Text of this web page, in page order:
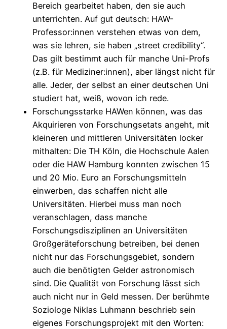
Bereich gearbeitet haben, den sie auch
unterrichten. Auf gut deutsch: HAW-
Professor:innen verstehen etwas von dem,
was sie lehren, sie haben „street credibility“.
Das gilt bestimmt auch für manche Uni-Profs
(z.B. für Mediziner:innen), aber längst nicht für
alle. Jeder, der selbst an einer deutschen Uni
studiert hat, weiß, wovon ich rede.
Forschungsstarke HAWen können, was das
Akquirieren von Forschungsetats angeht, mit
kleineren und mittleren Universitäten locker
mithalten: Die TH Köln, die Hochschule Aalen
oder die HAW Hamburg konnten zwischen 15
und 20 Mio. Euro an Forschungsmitteln
einwerben, das schaffen nicht alle
Universitäten. Hierbei muss man noch
veranschlagen, dass manche
Forschungsdisziplinen an Universitäten
Großgeräteforschung betreiben, bei denen
nicht nur das Forschungsgebiet, sondern
auch die benötigten Gelder astronomisch
sind. Die Qualität von Forschung lässt sich
auch nicht nur in Geld messen. Der berühmte
Soziologe Niklas Luhmann beschrieb sein
eigenes Forschungsprojekt mit den Worten: